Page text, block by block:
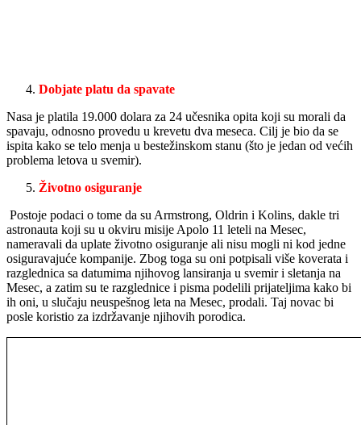
Dobjate platu da spavate
Nasa je platila 19.000 dolara za 24 učesnika opita koji su morali da
spavaju, odnosno provedu u krevetu dva meseca. Cilj je bio da se
ispita kako se telo menja u bestežinskom stanu (što je jedan od većih
problema letova u svemir).
Životno osiguranje
Postoje podaci o tome da su Armstrong, Oldrin i Kolins, dakle tri
astronauta koji su u okviru misije Apolo 11 leteli na Mesec,
nameravali da uplate životno osiguranje ali nisu mogli ni kod jedne
osiguravajuće kompanije. Zbog toga su oni potpisali više koverata i
razglednica sa datumima njihovog lansiranja u svemir i sletanja na
Mesec, a zatim su te razglednice i pisma podelili prijateljima kako bi
ih oni, u slučaju neuspešnog leta na Mesec, prodali. Taj novac bi
posle koristio za izdržavanje njihovih porodica.